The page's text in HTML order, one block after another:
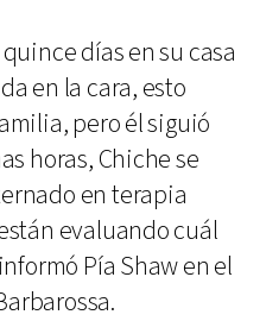
días en su casa
en la cara, esto
pero él siguió
horas, Chiche se
en terapia
evaluando cuál
Pía Shaw en el